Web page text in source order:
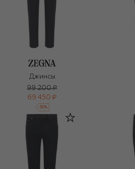
Джинсы
99 200 ₽
69 450 ₽
-30%